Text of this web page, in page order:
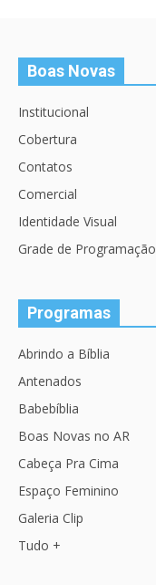
Boas Novas
Institucional
Cobertura
Contatos
Comercial
Identidade Visual
Grade de Programação
Programas
Abrindo a Bíblia
Antenados
Babebíblia
Boas Novas no AR
Cabeça Pra Cima
Espaço Feminino
Galeria Clip
Tudo +